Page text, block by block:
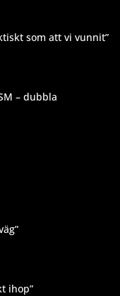
som att vi vunnit”
– dubbla
ihop”